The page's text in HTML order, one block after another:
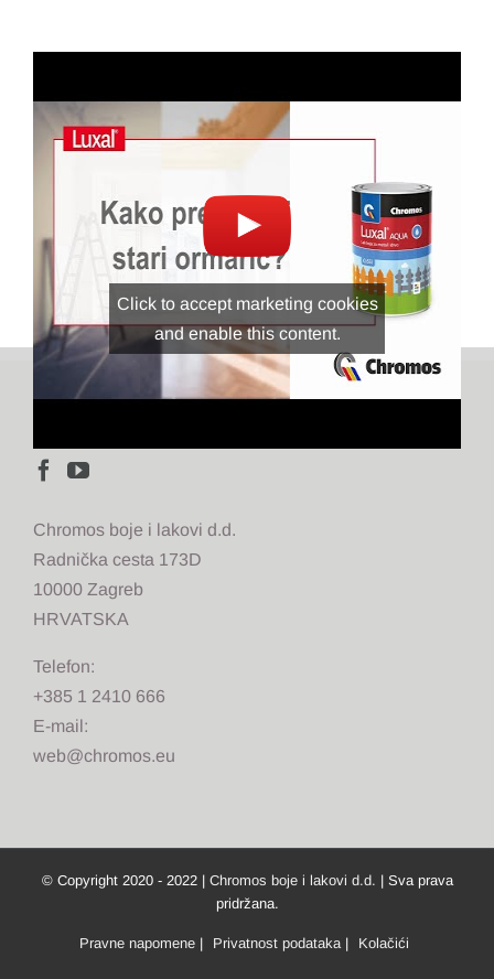
Click to accept marketing cookies
and enable this content.
Chromos boje i lakovi d.d.
Radnička cesta 173D
10000 Zagreb
HRVATSKA
Telefon:
+385 1 2410 666
E-mail:
web@chromos.eu
© Copyright 2020 - 2022 | Chromos boje i lakovi d.d. | Sva prava
pridržana.
Pravne napomene | Privatnost podataka| Kolačići